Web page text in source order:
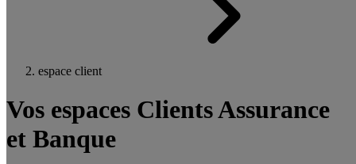
espace client
Vos espaces Clients Assurance
et Banque